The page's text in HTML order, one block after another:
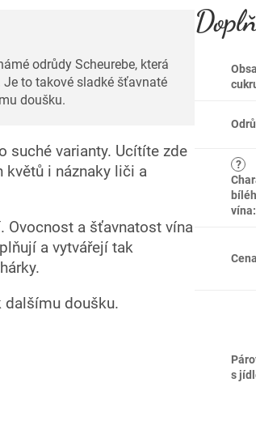
odrůdy Scheurebe, která
to takové sladké šťavnaté
doušku.
suché varianty. Ucítíte zde
květů i náznaky liči a
Ovocnost a šťavnatost vína
a vytvářejí tak
dalšímu doušku.
?
vína:
Cena
s